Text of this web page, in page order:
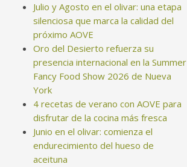
Julio y Agosto en el olivar: una etapa
silenciosa que marca la calidad del
próximo AOVE
Oro del Desierto refuerza su
presencia internacional en la Summer
Fancy Food Show 2026 de Nueva
York
4 recetas de verano con AOVE para
disfrutar de la cocina más fresca
Junio en el olivar: comienza el
endurecimiento del hueso de
aceituna